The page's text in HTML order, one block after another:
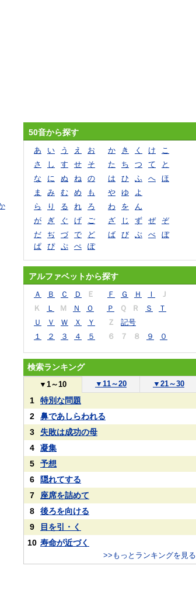
50音から探す
あ い う え お か き く け
こ
さ
し す せ そ た ち つ て
と
な
に ぬ ね の は ひ ふ へ
ほ
ま
み む め も や ゆ
よ
ら
り る れ ろ わ を
ん
が
ぎ ぐ げ ご ざ じ ず ぜ
ぞ
だ
ぢ づ で ど ば び ぶ べ
ぼ
ぱ
ぴ ぷ ぺ ぽ
アルファベットから探す
Ａ Ｂ Ｃ Ｄ Ｅ Ｆ Ｇ Ｈ Ｉ
Ｊ
Ｋ
Ｌ Ｍ Ｎ Ｏ Ｐ Ｑ Ｒ Ｓ
Ｔ
Ｕ
Ｖ Ｗ Ｘ Ｙ Ｚ
記号
１
２ ３ ４ ５ ６ ７ ８ ９ ０
検索ランキング
▼ 1～10 ▼ 11～20 ▼ 21～30
1
特別な問題
2
鼻であしらわれる
3
失敗は成功の母
4
凝集
5
予想
6
隠れてする
7
座席を詰めて
8
後ろを向ける
9
目を引・く
10 寿命が近づく
>>もっとランキングを見る